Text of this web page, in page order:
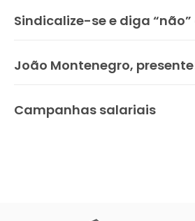
Sindicalize-se e diga
João Montenegro,
Campanhas salariais